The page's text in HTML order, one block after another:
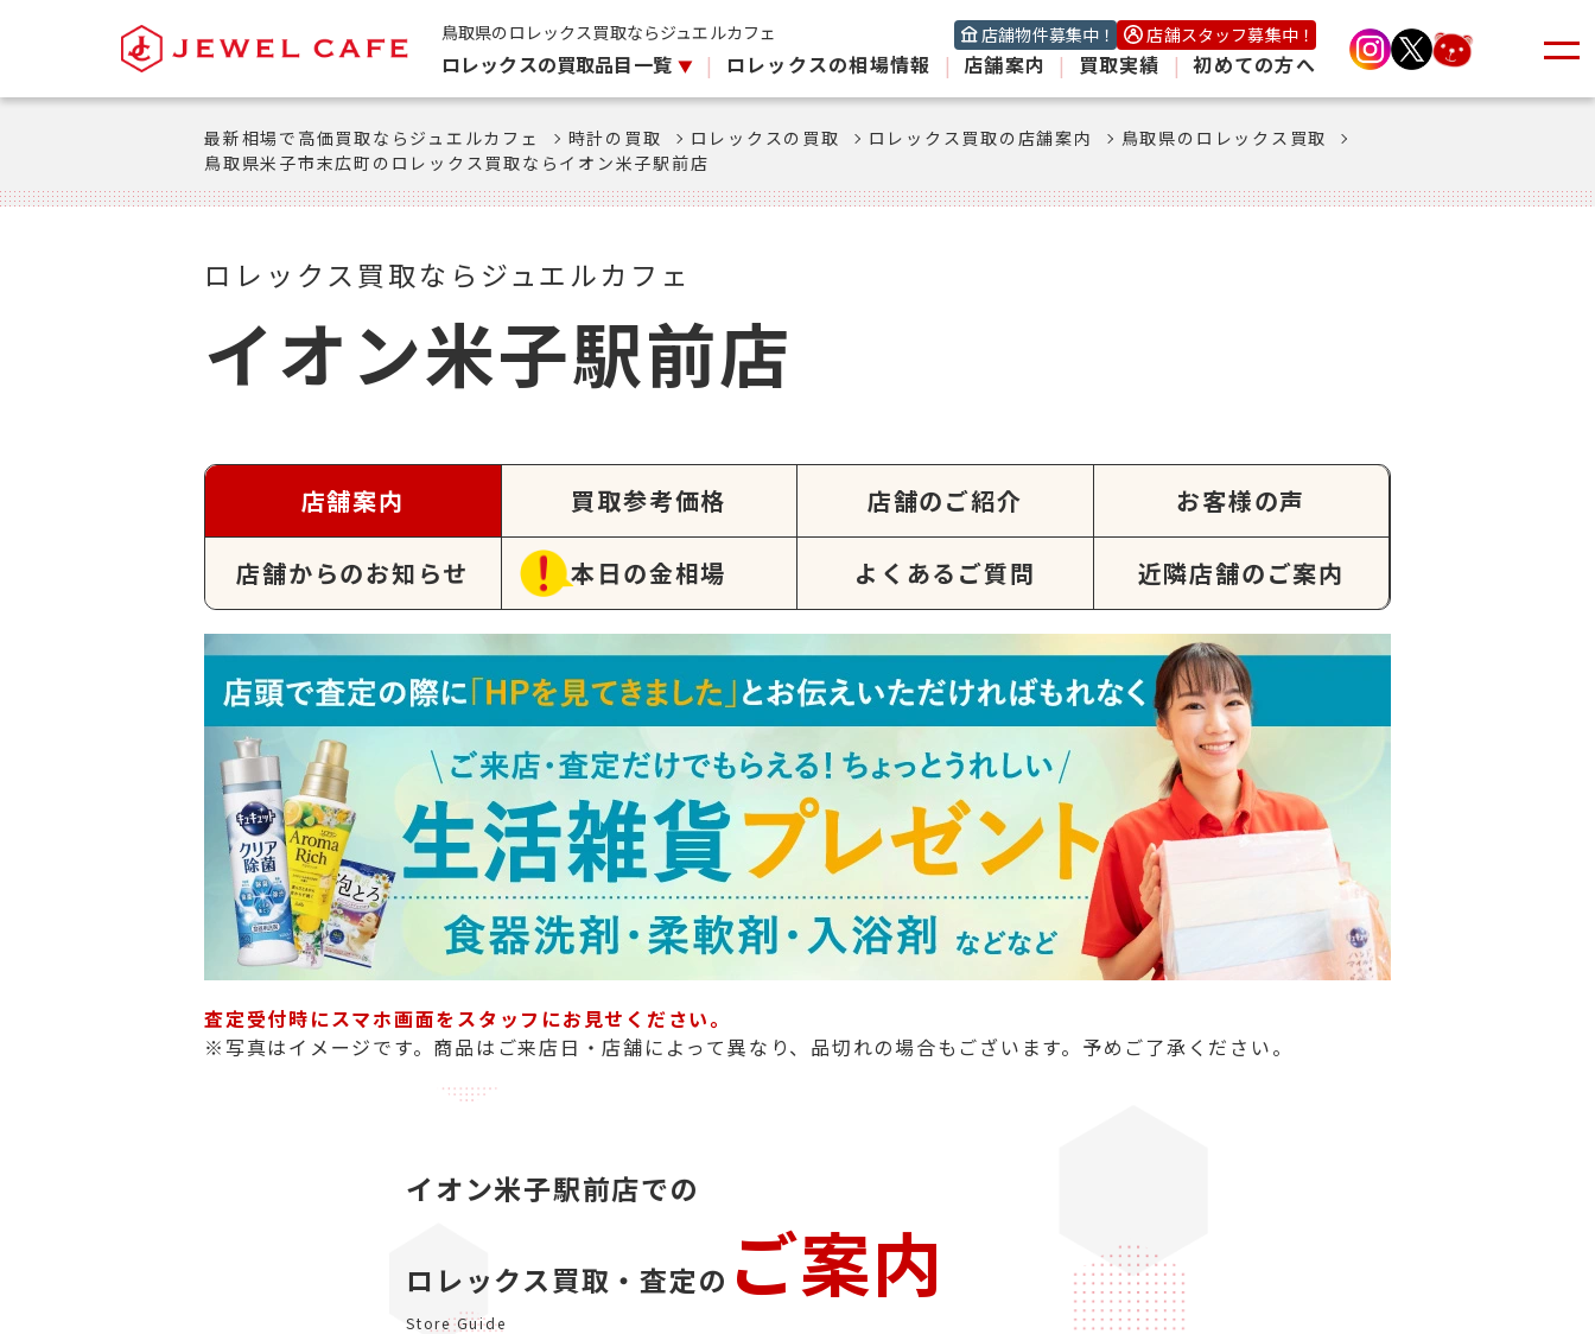
鳥取県のロレックス買取ならジュエルカフェ 店舗物件募集中！ 店舗スタッフ募集中！
ロレックスの買取品目一覧 | ロレックスの相場情報 | 店舗案内 | 買取実績 | 初めての方へ
最新相場で高価買取ならジュエルカフェ 時計の買取 ロレックスの買取 ロレックス買取の店舗案内
鳥取県のロレックス買取
鳥取県米子市末広町のロレックス買取ならイオン米子駅前店
ロレックス買取ならジュエルカフェ
イオン米子駅前店
店舗案内 買取参考価格 店舗のご紹介 お客様の声
店舗からのお知らせ 本日の金相場 よくあるご質問 近隣店舗のご案内
査定受付時にスマホ画面をスタッフにお見せください。
※写真はイメージです。商品はご来店日・店舗によって異なり、品切れの場合もございます。予めご了承ください。
イオン米子駅前店での
ロレックス買取・査定の ご案内
Store Guide